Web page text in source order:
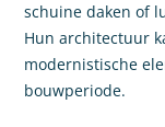
schuine daken of
Hun architectuur
modernistische
bouwperiode.